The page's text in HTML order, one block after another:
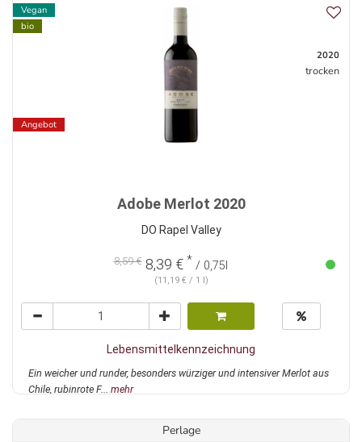
Vegan
bio
Angebot
2020
trocken
Adobe Merlot 2020
DO Rapel Valley
8,59 €8,39 € * / 0,75l
(11,19 € / 1 l)
Lebensmittelkennzeichnung
Ein weicher und runder, besonders würziger und intensiver Merlot aus
Chile, rubinrote F... mehr
Perlage